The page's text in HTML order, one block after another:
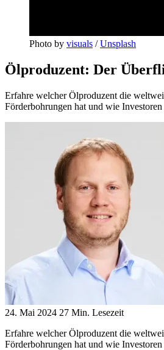
Photo by visuals / Unsplash
Ölproduzent: Der
Erfahre welcher Ölproduzent die
Förderbohrungen hat und wie
24. Mai 2024 27 Min. Lesezeit
Erfahre welcher Ölproduzent die
Förderbohrungen hat und wie